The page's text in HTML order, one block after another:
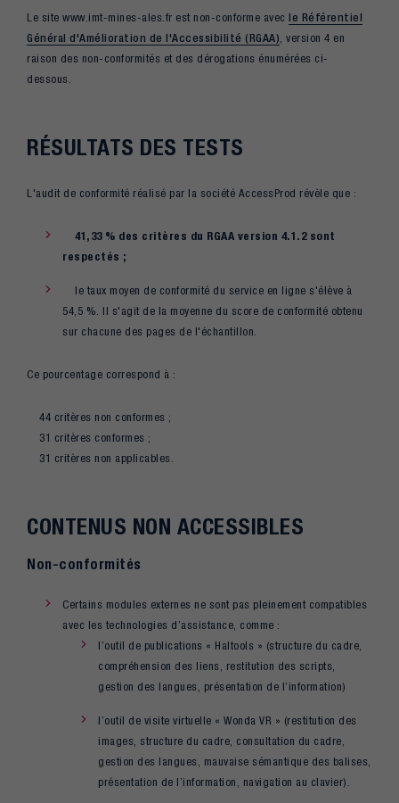
Le site www.imt-mines-ales.fr est non-conforme avec le Référentiel
Général d'Amélioration de l'Accessibilité (RGAA), version 4 en
raison des non-conformités et des dérogations énumérées ci-
dessous.
RÉSULTATS DES TESTS
L'audit de conformité réalisé par la société AccessProd révèle que :
41,33 % des critères du RGAA version 4.1.2 sont
respectés ;
le taux moyen de conformité du service en ligne s'élève à
54,5 %. Il s'agit de la moyenne du score de conformité obtenu
sur chacune des pages de l'échantillon.
Ce pourcentage correspond à :
44 critères non conformes ;
31 critères conformes ;
31 critères non applicables.
CONTENUS NON ACCESSIBLES
Non-conformités
Certains modules externes ne sont pas pleinement compatibles
avec les technologies d’assistance, comme :
l’outil de publications « Haltools » (structure du cadre,
compréhension des liens, restitution des scripts,
gestion des langues, présentation de l’information)
l’outil de visite virtuelle « Wonda VR » (restitution des
images, structure du cadre, consultation du cadre,
gestion des langues, mauvaise sémantique des balises,
présentation de l’information, navigation au clavier).